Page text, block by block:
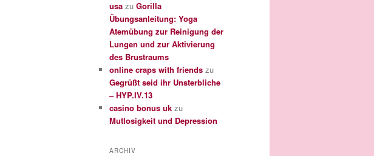
usa zu Gorilla
Übungsanleitung: Yoga
Atemübung zur Reinigung der
Lungen und zur Aktivierung
des Brustraums
online craps with friends zu
Gegrüßt seid ihr Unsterbliche
– HYP.IV.13
casino bonus uk zu
Mutlosigkeit und Depression
ARCHIV